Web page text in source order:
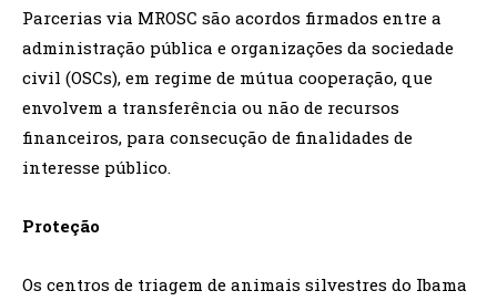
Parcerias via MROSC são acordos firmados entre a
administração pública e organizações da sociedade
civil (OSCs), em regime de mútua cooperação, que
envolvem a transferência ou não de recursos
financeiros, para consecução de finalidades de
interesse público.
Proteção
Os centros de triagem de animais silvestres do Ibama